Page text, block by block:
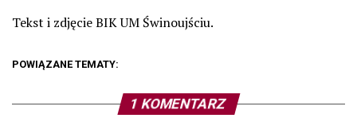
Tekst i zdjęcie BIK UM Świnoujściu.
POWIĄZANE TEMATY:
1 KOMENTARZ